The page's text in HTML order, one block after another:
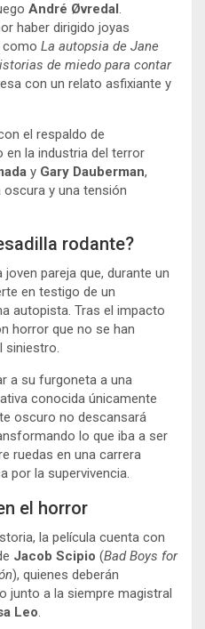
André Øvredal .
haber dirigido joyas
como La autopsia de Jane
de miedo para contar
con un relato asfixiante y
el respaldo de
la industria del terror
y Gary Dauberman,
y una tensión
rodante?
pareja que, durante un
en testigo de un
autopista. Tras el impacto
horror que no se han
siniestro.
a su furgoneta a una
conocida únicamente
oscuro no descansará
lo que iba a ser
ruedas en una carrera
por la supervivencia.
el horror
la película cuenta con
Jacob Scipio (Bad Boys for
), quienes deberán
junto a la siempre magistral
Leo.